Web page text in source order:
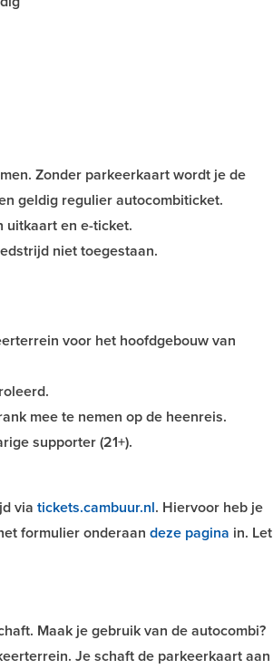
Zonder parkeerkaart wordt je de
geldig regulier autocombiticket.
uitkaart en e-ticket.
niet toegestaan.
voor het hoofdgebouw van
.
mee te nemen op de heenreis.
supporter (21+).
via tickets.cambuur.nl. Hiervoor heb je
formulier onderaan deze pagina in. Let
Maak je gebruik van de autocombi?
Je schaft de parkeerkaart aan